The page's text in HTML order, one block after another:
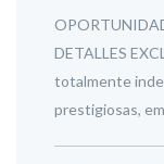
DETALLES
totalmente
prestigiosas,